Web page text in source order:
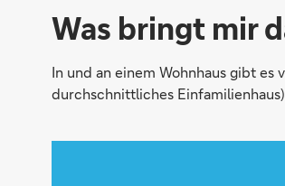
Was bringt mir
In und an einem Wohnhaus gibt
durchschnittliches